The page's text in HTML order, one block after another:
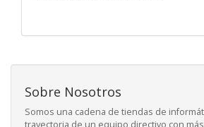
Sobre Nosotros
Somos una cadena de tiendas de
trayectoria de un equipo directivo con